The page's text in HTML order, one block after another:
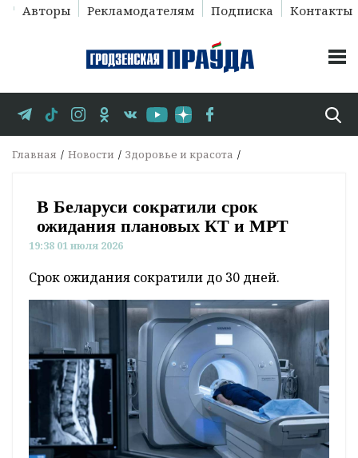
Авторы Рекламодателям Подписка Контакты
Главная Новости Здоровье и красота
В Беларуси сократили срок
ожидания плановых КТ и МРТ
19:38 01 июля 2026
Срок ожидания сократили до 30 дней.